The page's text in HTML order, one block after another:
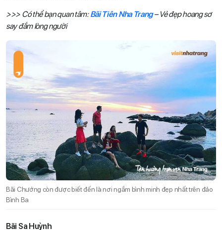
>>> Có thể bạn quan tâm:Bãi Tiên Nha Trang– Vẻ đẹp hoang sơ
say đắm lòng người
Bãi Chướng còn được biết đến là nơi ngắm bình minh đẹp nhất trên đảo
Bình Ba
Bãi Sa Huỳnh